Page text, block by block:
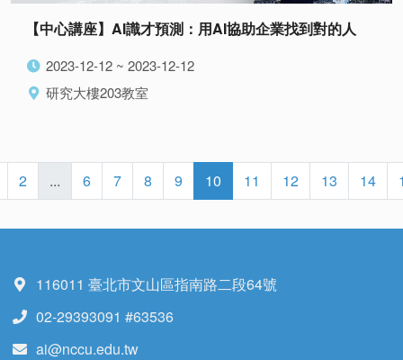
【中心講座】AI識才預測：用AI協助企業找到對的人
2023-12-12 ~ 2023-12-12
研究大樓203教室
2 ... 6 7 8 9 10 11 12 13 14
116011 臺北市文山區指南路二段64號
02-29393091 #63536
ai@nccu.edu.tw